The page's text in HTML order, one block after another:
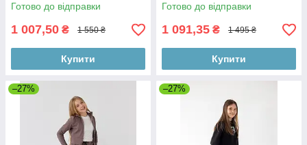
Готово до відправки
1 007,50 ₴ 1 550 ₴
Купити
Готово до відправки
1 091,35 ₴ 1 495 ₴
Купити
–27% –27%